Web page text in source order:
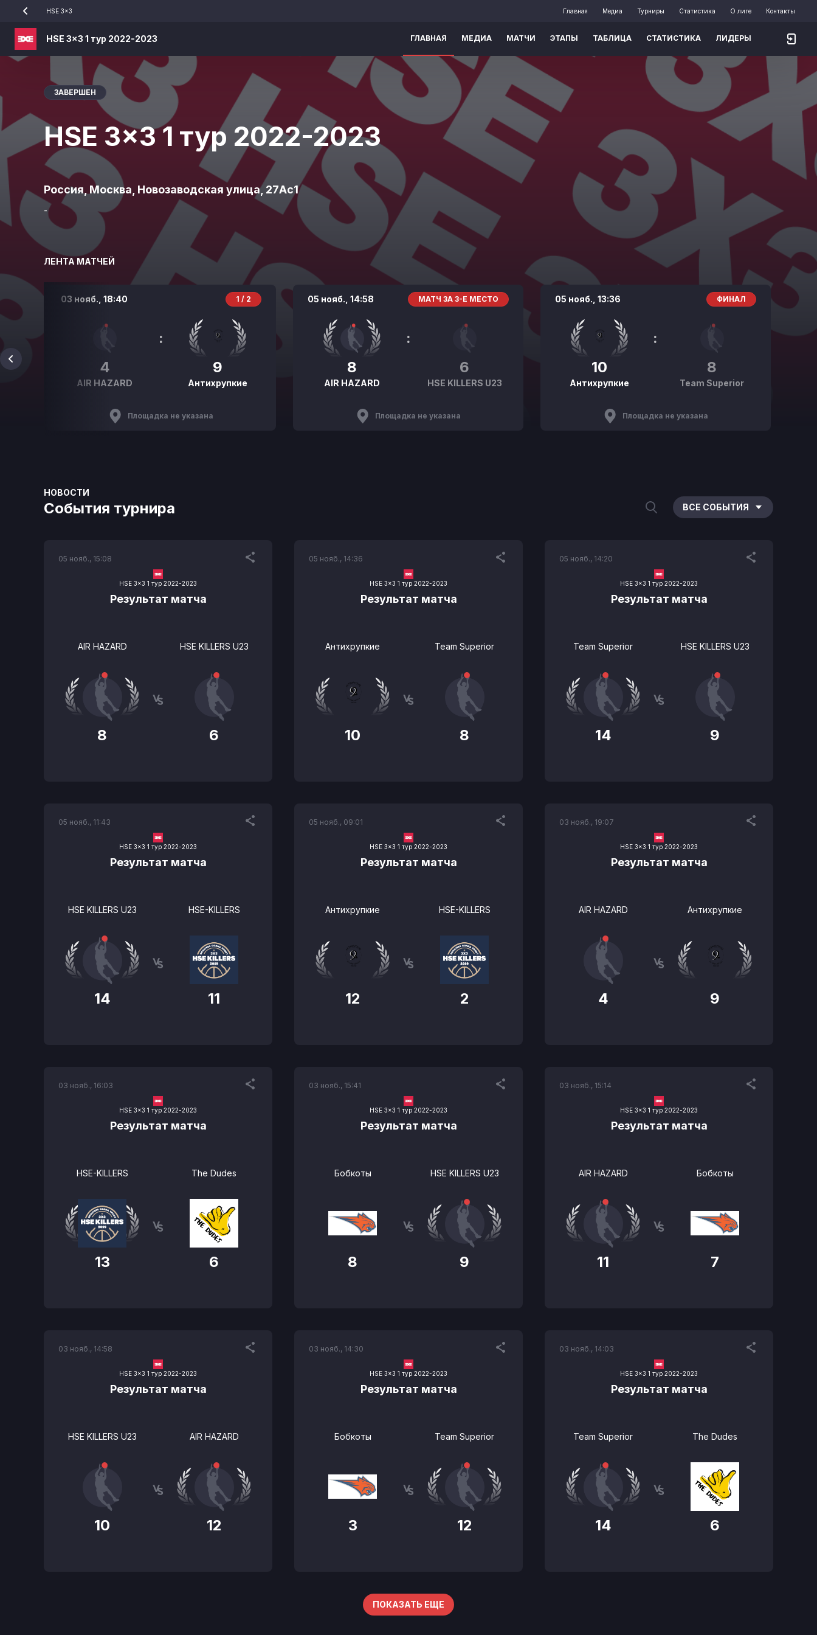
HSE 3x3 Главная Медиа Турниры Статистика О лиге Контакты
HSE 3x3 1 тур 2022-2023 ГЛАВНАЯ МЕДИА МАТЧИ ЭТАПЫ ТАБЛИЦА СТАТИСТИКА ЛИДЕРЫ
ЗАВЕРШЕН
HSE 3x3 1 тур 2022-2023
Россия, Москва, Новозаводская улица, 27Ас1
-
ЛЕНТА МАТЧЕЙ
03 нояб., 18:40 1 / 2
4
AIR HAZARD
:
9
Антихрупкие
Площадка не указана
05 нояб.,14:58 МАТЧ ЗА 3-Е МЕСТО
8
AIR HAZARD
:
6
HSE KILLERS U23
Площадка не указана
05 нояб., 13:36 ФИНАЛ
10
Антихрупкие
:
8
Team Superior
Площадка не указана
НОВОСТИ
События турнира ВСЕ СОБЫТИЯ
05 нояб., 15:08
HSE 3x3 1 тур 2022-2023
Результат матча
AIR HAZARD
8
HSE KILLERS U23
6
05 нояб., 14:36
HSE 3x3 1 тур 2022-2023
Результат матча
Антихрупкие
10
Team Superior
8
05 нояб., 14:20
HSE 3x3 1 тур 2022-2023
Результат матча
Team Superior
14
HSE KILLERS U23
9
05 нояб., 11:43
HSE 3x3 1 тур 2022-2023
Результат матча
HSE KILLERS U23
14
HSE-KILLERS
11
05 нояб., 09:01
HSE 3x3 1 тур 2022-2023
Результат матча
Антихрупкие
12
HSE-KILLERS
2
03 нояб., 19:07
HSE 3x3 1 тур 2022-2023
Результат матча
AIR HAZARD
4
Антихрупкие
9
03 нояб., 16:03
HSE 3x3 1 тур 2022-2023
Результат матча
HSE-KILLERS
13
The Dudes
6
03 нояб., 15:41
HSE 3x3 1 тур 2022-2023
Результат матча
Бобкоты
8
HSE KILLERS U23
9
03 нояб., 15:14
HSE 3x3 1 тур 2022-2023
Результат матча
AIR HAZARD
11
Бобкоты
7
03 нояб., 14:58
HSE 3x3 1 тур 2022-2023
Результат матча
HSE KILLERS U23
10
AIR HAZARD
12
03 нояб., 14:30
HSE 3x3 1 тур 2022-2023
Результат матча
Бобкоты
3
Team Superior
12
03 нояб., 14:03
HSE 3x3 1 тур 2022-2023
Результат матча
Team Superior
14
The Dudes
6
ПОКАЗАТЬ ЕЩЕ